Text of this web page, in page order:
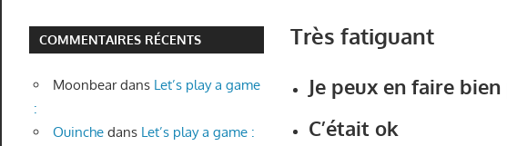
Très fatiguant
Je peux en faire
C’était ok
COMMENTAIRES RÉCENTS
Moonbeardans Let’s play a game
:
Ouinchedans Let’s play a game :